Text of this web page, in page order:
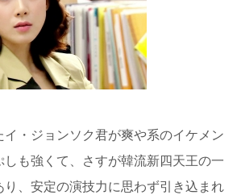
イ・ジョンソク君が爽や系のイケメン
しも強くて、さすが韓流新四天王の一
り、安定の演技力に思わず引き込まれ